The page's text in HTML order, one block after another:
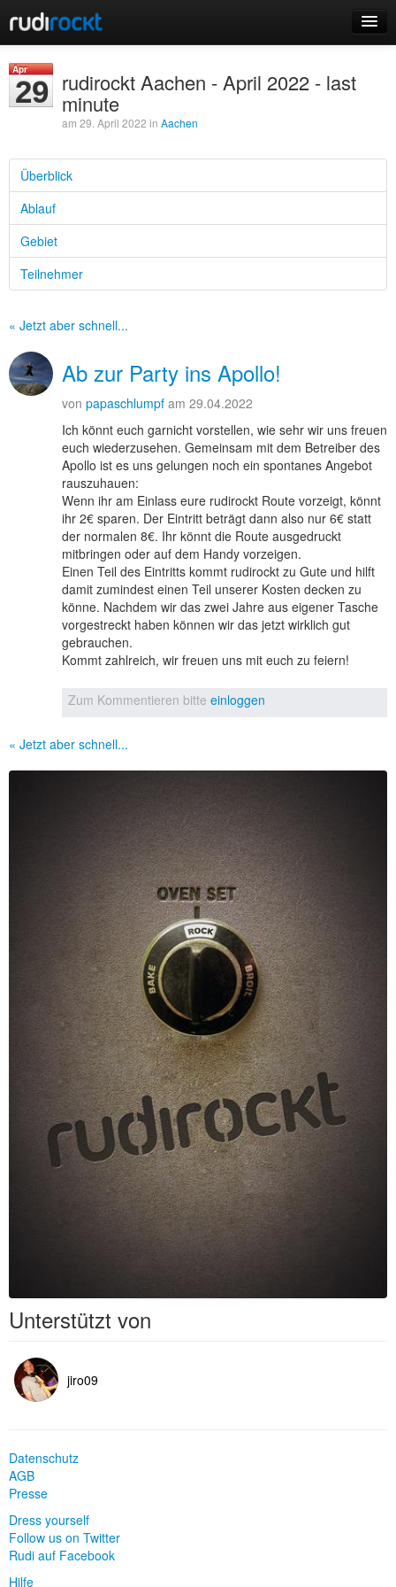
Events
Login
Registrieren
Apr
29 rudirockt Aachen - April 2022 - last
minute
am 29. April 2022 in Aachen
Überblick
Ablauf
Gebiet
Teilnehmer
« Jetzt aber schnell...
Ab zur Party ins Apollo!
von papaschlumpf am 29.04.2022
Ich könnt euch garnicht vorstellen, wie sehr wir uns freuen
euch wiederzusehen. Gemeinsam mit dem Betreiber des
Apollo ist es uns gelungen noch ein spontanes Angebot
rauszuhauen:
Wenn ihr am Einlass eure rudirockt Route vorzeigt, könnt
ihr 2€ sparen. Der Eintritt beträgt dann also nur 6€ statt
der normalen 8€. Ihr könnt die Route ausgedruckt
mitbringen oder auf dem Handy vorzeigen.
Einen Teil des Eintritts kommt rudirockt zu Gute und hilft
damit zumindest einen Teil unserer Kosten decken zu
könne. Nachdem wir das zwei Jahre aus eigener Tasche
vorgestreckt haben können wir das jetzt wirklich gut
gebrauchen.
Kommt zahlreich, wir freuen uns mit euch zu feiern!
Zum Kommentieren bitte einloggen
« Jetzt aber schnell...
Unterstützt von
jiro09
Datenschutz
AGB
Presse
Dress yourself
Follow us on Twitter
Rudi auf Facebook
Hilfe